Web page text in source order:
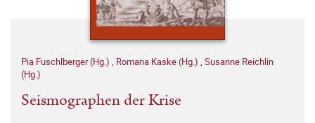
Pia Fuschlberger (Hg.) , Romana Kaske (Hg.) , Susanne Reichlin
(Hg.)
Seismographen der Krise